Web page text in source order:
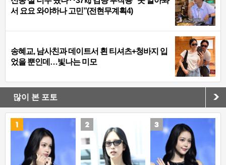
서 요요 와야하나 고민”(전현무계획4)
송혜교, 남사친과 데이트서 흰 티셔츠+청바지 입
었을 뿐인데…빛나는 미모
많이 본 포토